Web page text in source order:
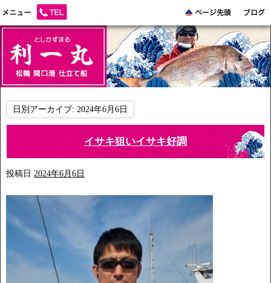
日別アーカイブ: 2024年6月6日
イサキ狙いイサキ好調
投稿日 2024年6月6日